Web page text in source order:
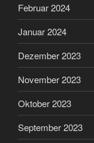
Februar 2024
Januar 2024
Dezember 2023
November 2023
Oktober 2023
September 2023